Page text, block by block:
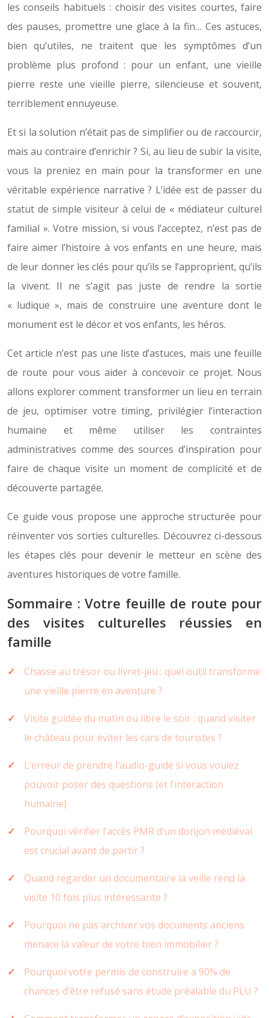
les conseils habituels : choisir des visites courtes, faire
des pauses, promettre une glace à la fin… Ces astuces,
bien qu’utiles, ne traitent que les symptômes d’un
problème plus profond : pour un enfant, une vieille
pierre reste une vieille pierre, silencieuse et souvent,
terriblement ennuyeuse.
Et si la solution n’était pas de simplifier ou de raccourcir,
mais au contraire d’enrichir ? Si, au lieu de subir la visite,
vous la preniez en main pour la transformer en une
véritable expérience narrative ? L’idée est de passer du
statut de simple visiteur à celui de « médiateur culturel
familial ». Votre mission, si vous l’acceptez, n’est pas de
faire aimer l’histoire à vos enfants en une heure, mais
de leur donner les clés pour qu’ils se l’approprient, qu’ils
la vivent. Il ne s’agit pas juste de rendre la sortie
« ludique », mais de construire une aventure dont le
monument est le décor et vos enfants, les héros.
Cet article n’est pas une liste d’astuces, mais une feuille
de route pour vous aider à concevoir ce projet. Nous
allons explorer comment transformer un lieu en terrain
de jeu, optimiser votre timing, privilégier l’interaction
humaine et même utiliser les contraintes
administratives comme des sources d’inspiration pour
faire de chaque visite un moment de complicité et de
découverte partagée.
Ce guide vous propose une approche structurée pour
réinventer vos sorties culturelles. Découvrez ci-dessous
les étapes clés pour devenir le metteur en scène des
aventures historiques de votre famille.
Sommaire : Votre feuille de route pour
des visites culturelles réussies en
famille
Chasse au trésor ou livret-jeu : quel outil transforme
une vieille pierre en aventure ?
Visite guidée du matin ou libre le soir : quand visiter
le château pour éviter les cars de touristes ?
L’erreur de prendre l’audio-guide si vous voulez
pouvoir poser des questions (et l’interaction
humaine)
Pourquoi vérifier l’accès PMR d’un donjon médiéval
est crucial avant de partir ?
Quand regarder un documentaire la veille rend la
visite 10 fois plus intéressante ?
Pourquoi ne pas archiver vos documents anciens
menace la valeur de votre bien immobilier ?
Pourquoi votre permis de construire a 90% de
chances d’être refusé sans étude préalable du PLU ?